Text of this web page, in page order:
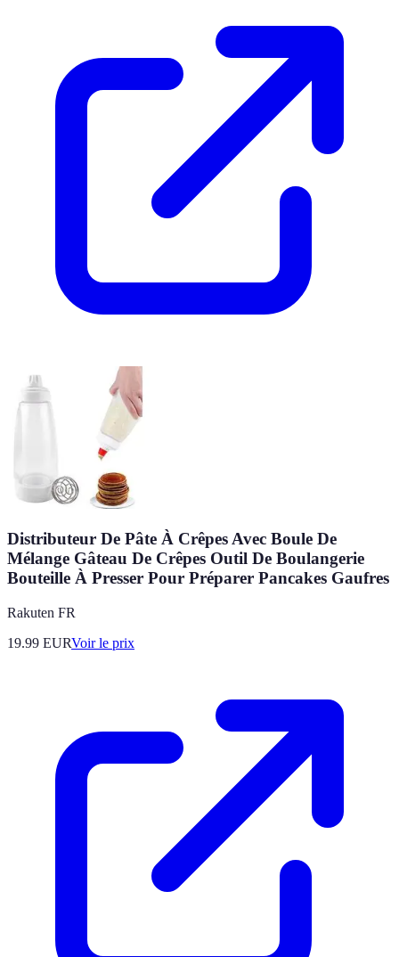
Distributeur De Pâte À Crêpes Avec Boule De
Mélange Gâteau De Crêpes Outil De Boulangerie
Bouteille À Presser Pour Préparer Pancakes Gaufres
Rakuten FR
19.99 EURVoir le prix